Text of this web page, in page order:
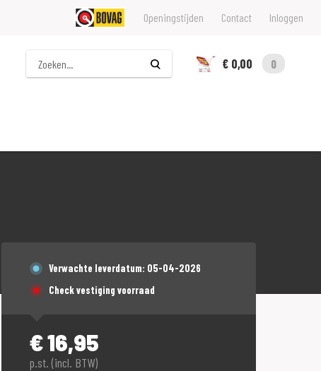
Openingstijden Contact Inloggen
Zoeken
€ 0,00
0
Verwachte leverdatum: 05-04-2026
Check vestiging voorraad
€16,95
p.st. (incl. BTW)